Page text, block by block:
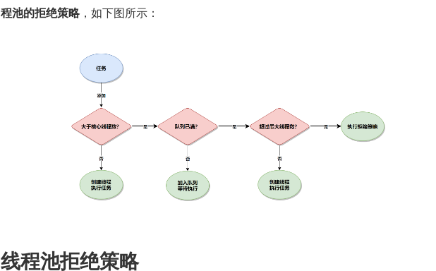
程池的拒绝策略，如下图所示：
线程池拒绝策略